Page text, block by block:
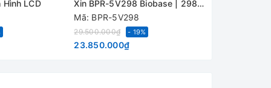
Hình LCD
Xin BPR-5V298 Biobase | 298
Lít
Mã: BPR-5V298
29.500.000₫ - 19%
23.850.000₫